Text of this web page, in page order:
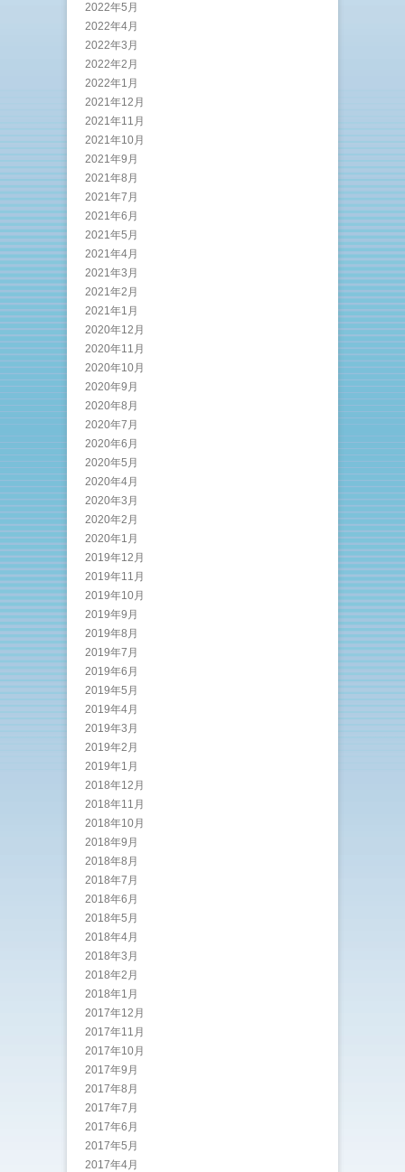
2022年5月
2022年4月
2022年3月
2022年2月
2022年1月
2021年12月
2021年11月
2021年10月
2021年9月
2021年8月
2021年7月
2021年6月
2021年5月
2021年4月
2021年3月
2021年2月
2021年1月
2020年12月
2020年11月
2020年10月
2020年9月
2020年8月
2020年7月
2020年6月
2020年5月
2020年4月
2020年3月
2020年2月
2020年1月
2019年12月
2019年11月
2019年10月
2019年9月
2019年8月
2019年7月
2019年6月
2019年5月
2019年4月
2019年3月
2019年2月
2019年1月
2018年12月
2018年11月
2018年10月
2018年9月
2018年8月
2018年7月
2018年6月
2018年5月
2018年4月
2018年3月
2018年2月
2018年1月
2017年12月
2017年11月
2017年10月
2017年9月
2017年8月
2017年7月
2017年6月
2017年5月
2017年4月